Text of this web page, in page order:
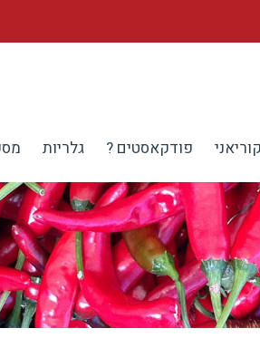
פודקאסטים ? גלריות